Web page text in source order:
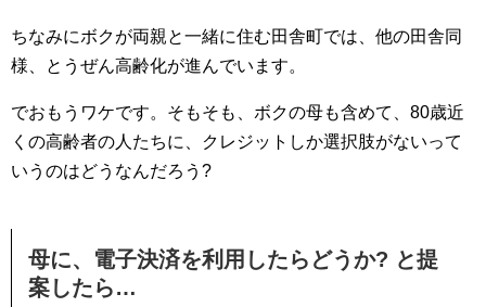
ちなみにボクが両親と一緒に住む田舎町では、他の田舎同
様、とうぜん高齢化が進んでいます。
でおもうワケです。そもそも、ボクの母も含めて、80歳近
くの高齢者の人たちに、クレジットしか選択肢がないって
いうのはどうなんだろう?
母に、電子決済を利用したらどうか? と提
案したら…